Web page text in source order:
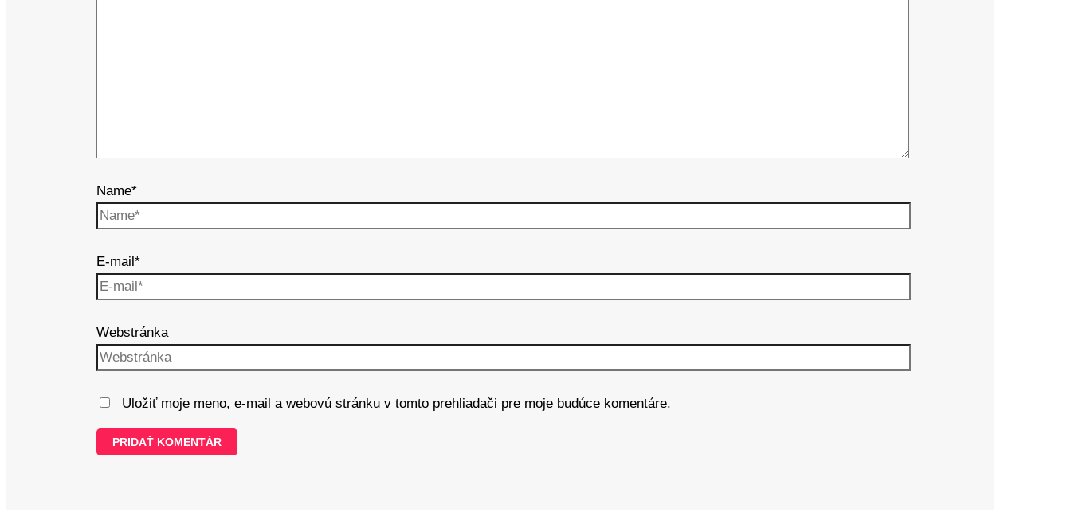
Name*
E-mail*
Webstránka
Uložiť moje meno, e-mail a webovú stránku v tomto prehliadači pre moje budúce komentáre.